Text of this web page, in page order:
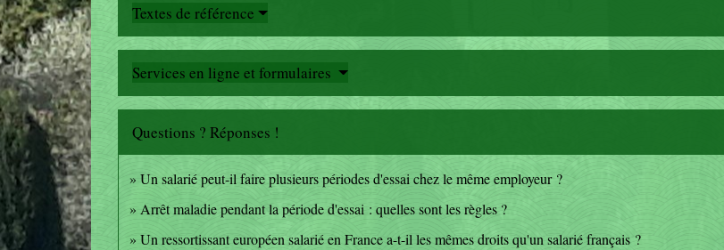
Textes de référence
Services en ligne et formulaires
Questions ? Réponses !
Un salarié peut-il faire plusieurs périodes d'essai chez le même employeur ?
Arrêt maladie pendant la période d'essai : quelles sont les règles ?
Un ressortissant européen salarié en France a-t-il les mêmes droits qu'un salarié français ?